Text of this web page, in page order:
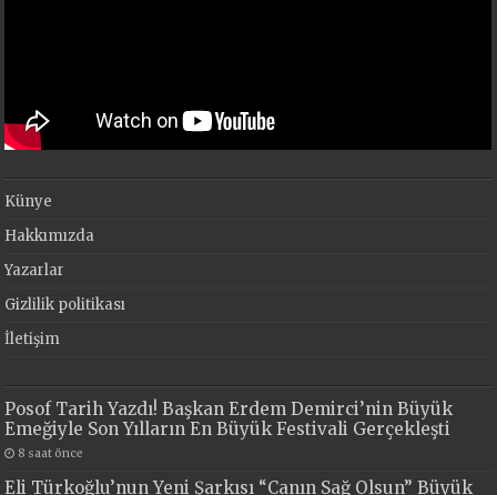
Künye
Hakkımızda
Yazarlar
Gizlilik politikası
İletişim
Posof Tarih Yazdı! Başkan Erdem Demirci’nin Büyük
Emeğiyle Son Yılların En Büyük Festivali Gerçekleşti
8 saat önce
Eli Türkoğlu’nun Yeni Şarkısı “Canın Sağ Olsun” Büyük